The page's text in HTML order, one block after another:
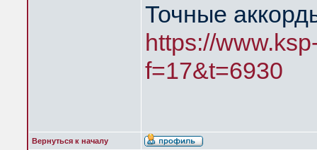
Точные
https://
f=17&t=6930
Вернуться к началу